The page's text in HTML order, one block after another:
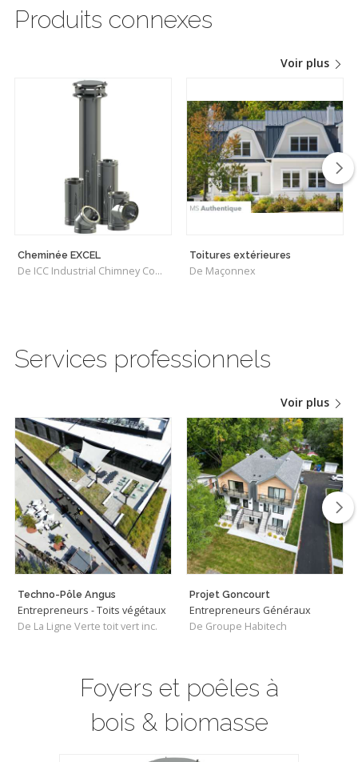
Produits connexes
Voir plus
Cheminée EXCEL
De ICC Industrial Chimney Company Inc.
Toitures extérieures
De Maçonnex
Services professionnels
Voir plus
Techno-Pôle Angus
Entrepreneurs - Toits végétaux
De La Ligne Verte toit vert inc.
Projet Goncourt
Entrepreneurs Généraux
De Groupe Habitech
Foyers et poêles à
bois & biomasse